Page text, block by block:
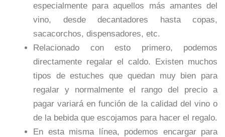
especialmente para aquellos más amantes del
vino, desde decantadores hasta copas,
sacacorchos, dispensadores, etc.
Relacionado con esto primero, podemos
directamente regalar el caldo. Existen muchos
tipos de estuches que quedan muy bien para
regalar y normalmente el rango del precio a
pagar variará en función de la calidad del vino o
de la bebida que escojamos para hacer el regalo.
En esta misma línea, podemos encargar para